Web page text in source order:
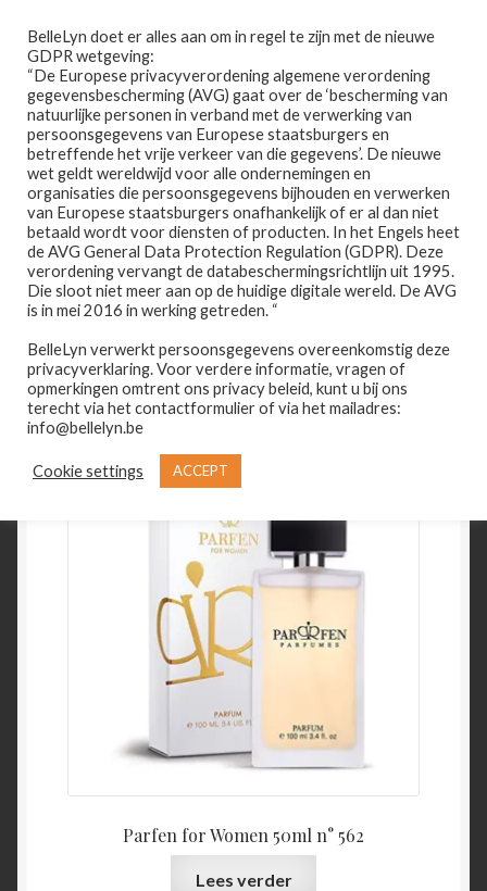
door
naar
navigatie
naar
de
inhoud
Menu
Home
Afspraak maken
Prijslijst
Winkel
Contact
Wie is Belle-Lyn ?
Home PRODUCTEN GETAGGED “ACQUA DI GIOA”
acqua di gioa
Enig resultaat
Parfen for Women 50ml n° 562
Lees verder
BelleLyn doet er alles aan om in regel te zijn met de nieuwe
GDPR wetgeving:
“De Europese privacyverordening algemene verordening
gegevensbescherming (AVG) gaat over de ‘bescherming van
natuurlijke personen in verband met de verwerking van
persoonsgegevens van Europese staatsburgers en
betreffende het vrije verkeer van die gegevens’. De nieuwe
wet geldt wereldwijd voor alle ondernemingen en
organisaties die persoonsgegevens bijhouden en verwerken
van Europese staatsburgers onafhankelijk of er al dan niet
betaald wordt voor diensten of producten. In het Engels heet
de AVG General Data Protection Regulation (GDPR). Deze
verordening vervangt de databeschermingsrichtlijn uit 1995.
Die sloot niet meer aan op de huidige digitale wereld. De AVG
is in mei 2016 in werking getreden. “
BelleLyn verwerkt persoonsgegevens overeenkomstig deze
privacyverklaring. Voor verdere informatie, vragen of
opmerkingen omtrent ons privacy beleid, kunt u bij ons
terecht via het contactformulier of via het mailadres:
info@bellelyn.be
Cookie settings ACCEPT